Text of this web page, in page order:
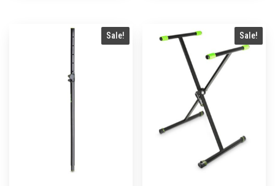
Sale! Sale!